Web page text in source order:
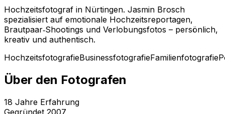
Hochzeitsfotograf in Nürtingen. Jasmin Brosch
spezialisiert auf emotionale Hochzeitsreportagen,
Brautpaar‑Shootings und Verlobungsfotos – persönlich,
kreativ und authentisch.
HochzeitsfotografieBusinessfotografieFamilienfotografie
Über den Fotografen
18 Jahre Erfahrung
Gegründet 2007